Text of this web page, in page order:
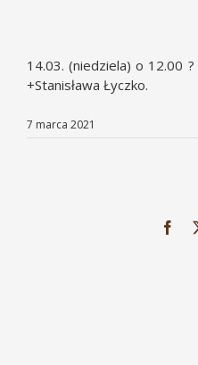
14.03. (niedziela) o 12.00
+Stanisława Łyczko.
7 marca 2021